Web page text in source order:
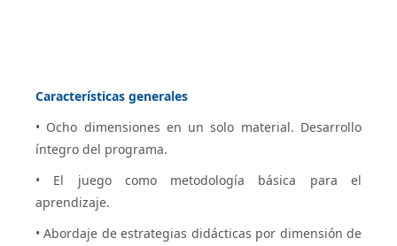
Características generales
• Ocho dimensiones en un solo material. Desarrollo
íntegro del programa.
• El juego como metodología básica para el
aprendizaje.
• Abordaje de estrategias didácticas por dimensión de